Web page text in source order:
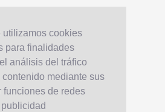
utilizamos cookies
para finalidades
análisis del tráfico
mediante sus
funciones de redes